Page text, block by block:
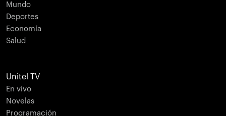
Mundo
Deportes
Economía
Salud
Unitel TV
En vivo
Novelas
Programación